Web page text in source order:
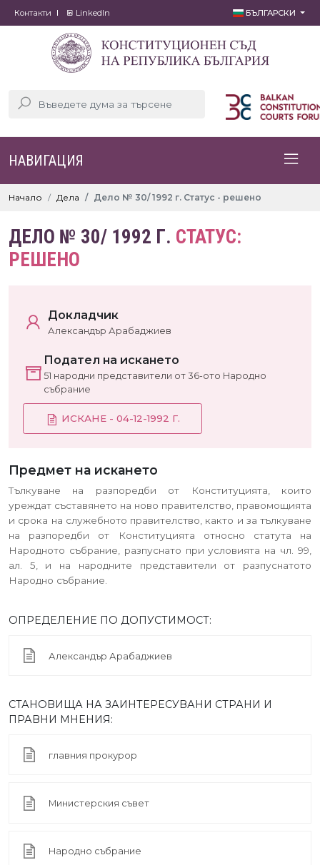
Контакти LinkedIn БЪЛГАРСКИ
НАВИГАЦИЯ
Начало Дела Дело № 30/ 1992 г. Статус - решено
ДЕЛО № 30/ 1992 Г. СТАТУС:
РЕШЕНО
Докладчик
Александър Арабаджиев
Подател на искането
51 народни представители от 36-ото Народно
събрание
ИСКАНЕ - 04-12-1992 Г.
Предмет на искането
Тълкуване на разпоредби от Конституцията, които
уреждат съставянето на ново правителство, правомощията
и срока на служебното правителство, както и за тълкуване
на разпоредби от Конституцията относно статута на
Народното събрание, разпуснато при условията на чл. 99,
ал. 5, и на народните представители от разпуснатото
Народно събрание.
ОПРЕДЕЛЕНИЕ ПО ДОПУСТИМОСТ:
Александър Арабаджиев
СТАНОВИЩА НА ЗАИНТЕРЕСУВАНИ СТРАНИ И
ПРАВНИ МНЕНИЯ:
главния прокурор
Министерския съвет
Народно събрание